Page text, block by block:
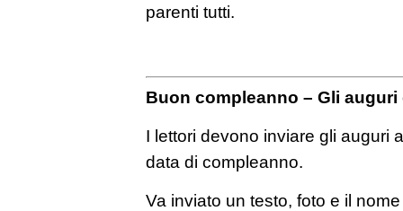
parenti tutti.
Buon compleanno – Gli auguri
I lettori devono inviare gli auguri
data di compleanno.
Va inviato un testo, foto e il